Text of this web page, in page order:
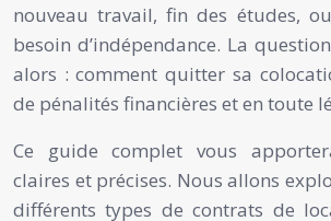
nouveau travail, fin des études,
besoin d’indépendance. La
alors : comment quitter sa
de pénalités financières et en toute
Ce guide complet vous
claires et précises. Nous allons
différents types de contrats de